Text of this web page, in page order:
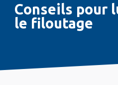
Conseils pour lutter contre
le filoutage